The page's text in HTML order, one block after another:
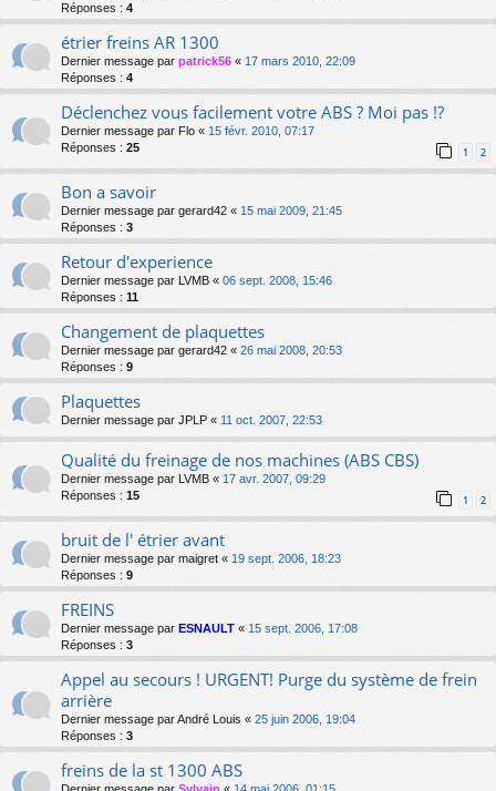
Réponses : 4
étrier freins AR 1300
Dernier message par patrick56 « 17 mars 2010, 22:09
Réponses : 4
Déclenchez vous facilement votre ABS ? Moi pas !?
Dernier message par Flo « 15 févr. 2010, 07:17
Réponses : 25 1 2
Bon a savoir
Dernier message par gerard42 « 15 mai 2009, 21:45
Réponses : 3
Retour d'experience
Dernier message par LVMB « 06 sept. 2008, 15:46
Réponses : 11
Changement de plaquettes
Dernier message par gerard42 « 26 mai 2008, 20:53
Réponses : 9
Plaquettes
Dernier message par JPLP « 11 oct. 2007, 22:53
Qualité du freinage de nos machines (ABS CBS)
Dernier message par LVMB « 17 avr. 2007, 09:29
Réponses : 15 1 2
bruit de l' étrier avant
Dernier message par maigret « 19 sept. 2006, 18:23
Réponses : 9
FREINS
Dernier message par ESNAULT « 15 sept. 2006, 17:08
Réponses : 3
Appel au secours ! URGENT! Purge du système de frein
arrière
Dernier message parAndré Louis « 25 juin 2006, 19:04
Réponses : 3
freins de la st 1300 ABS